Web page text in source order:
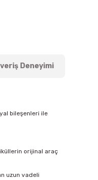
Deneyimi
bileşenleri ile
orijinal araç
uzun vadeli